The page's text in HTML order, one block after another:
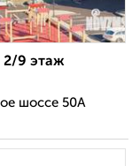
2/9 этаж
шоссе 50А